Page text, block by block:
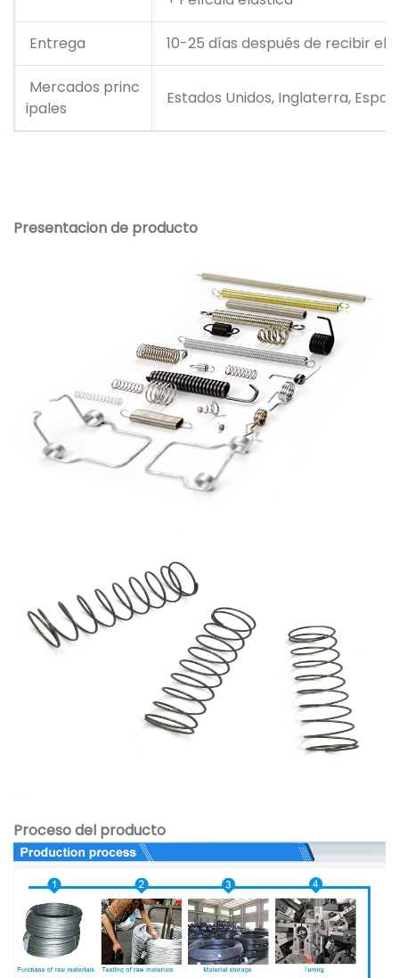
Entrega 10-25 días después de recibir el
Mercados princ
ipales
Estados Unidos, Inglaterra,
Presentacion de producto
Proceso del producto